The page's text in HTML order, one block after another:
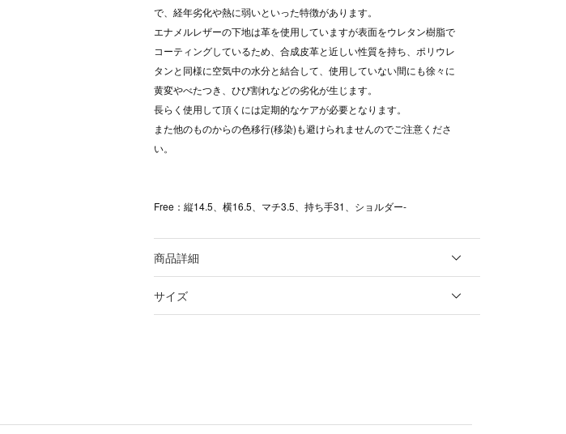
で、経年劣化や熱に弱いといった特徴があります。
エナメルレザーの下地は革を使用していますが表面をウレタン樹脂で
コーティングしているため、合成皮革と近しい性質を持ち、ポリウレ
タンと同様に空気中の水分と結合して、使用していない間にも徐々に
黄変やべたつき、ひび割れなどの劣化が生じます。
長らく使用して頂くには定期的なケアが必要となります。
また他のものからの色移行(移染)も避けられませんのでご注意くださ
い。
Free：縦14.5、横16.5、マチ3.5、持ち手31、ショルダー-
商品詳細
サイズ